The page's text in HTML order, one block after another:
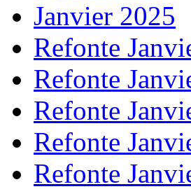
Janvier 2025
Refonte
Refonte
Refonte
Refonte
Refonte